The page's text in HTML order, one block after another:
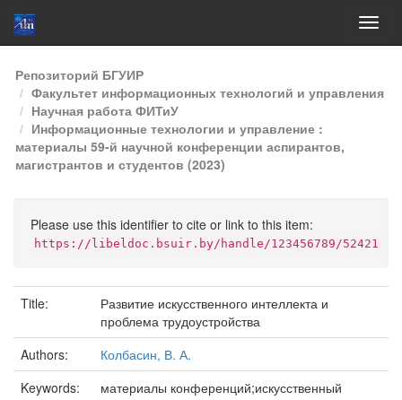
Skip
navigation
Репозиторий БГУИР
Факультет информационных технологий и управления
Научная работа ФИТиУ
Информационные технологии и управление :
материалы 59-й научной конференции аспирантов,
магистрантов и студентов (2023)
Please use this identifier to cite or link to this item:
https://libeldoc.bsuir.by/handle/123456789/52421
Title:
Развитие искусственного интеллекта и
проблема трудоустройства
Authors:
Колбасин, В. А.
Keywords:
материалы конференций;искусственный